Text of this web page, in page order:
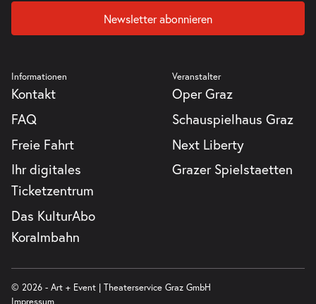
Newsletter abonnieren
Informationen
Kontakt
FAQ
Freie Fahrt
Ihr digitales
Ticketzentrum
Das KulturAbo
Koralmbahn
Veranstalter
Oper Graz
Schauspielhaus Graz
Next Liberty
Grazer Spielstaetten
© 2026 - Art + Event | Theaterservice Graz GmbH
Impressum